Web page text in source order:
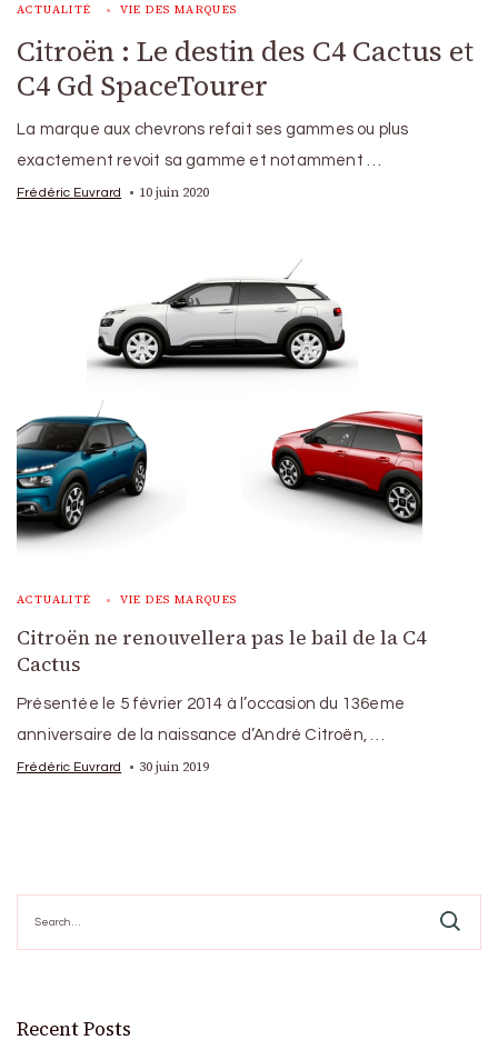
ACTUALITÉ VIE DES MARQUES
Citroën : Le destin des C4 Cactus et
C4 Gd SpaceTourer
La marque aux chevrons refait ses gammes ou plus
exactement revoit sa gamme et notamment …
Frédéric Euvrard 10 juin 2020
ACTUALITÉ VIE DES MARQUES
Citroën ne renouvellera pas le bail de la C4
Cactus
Présentée le 5 février 2014 à l’occasion du 136eme
anniversaire de la naissance d’André Citroën, …
Frédéric Euvrard 30 juin 2019
for:
Recent Posts